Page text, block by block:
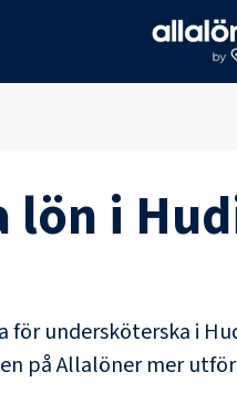
lön i
för undersköterska i
på Allalöner mer